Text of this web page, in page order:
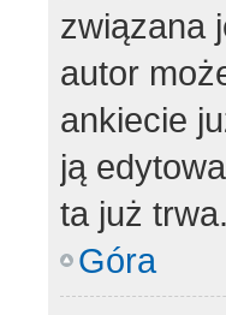
związana
autor
ankiecie
ją
ta już trwa.
Góra